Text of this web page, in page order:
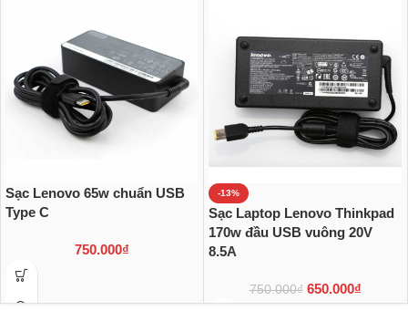
Sạc Lenovo 65w chuẩn USB
Type C
750.000₫
-13%
Sạc Laptop Lenovo Thinkpad
170w đầu USB vuông 20V
8.5A
750.000₫ 650.000₫